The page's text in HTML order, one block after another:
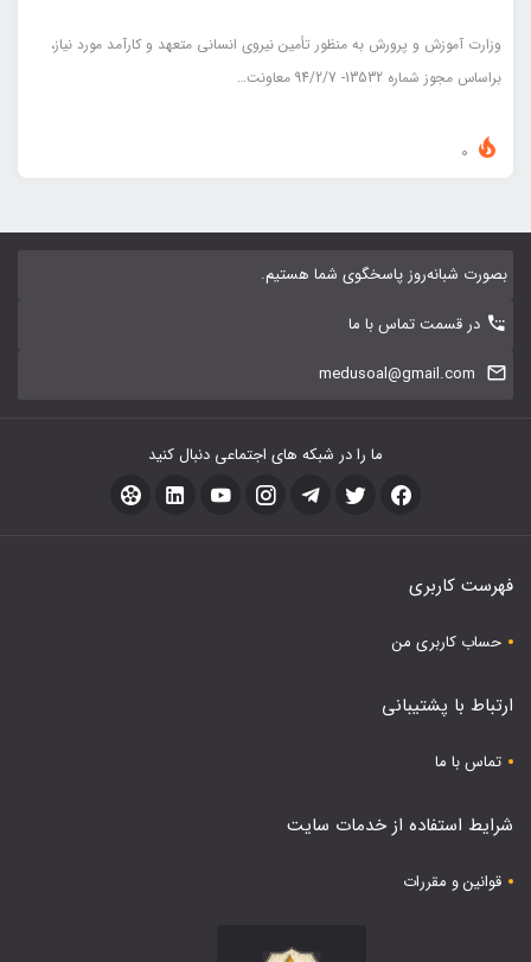
وزارت آموزش و پرورش به منظور تأمين نيروي انساني متعهد و كارآمد مورد نياز،
براساس مجوز شماره 13532- 94/2/7 معاونت…
بصورت شبانه‌روز پاسخگوی شما هستیم.
در قسمت تماس با ما
medusoal@gmail.com
ما را در شبکه های اجتماعی دنبال کنید
فهرست کاربری
حساب کاربری من
ارتباط با پشتیبانی
تماس با ما
شرایط استفاده از خدمات سایت
قوانین و مقررات